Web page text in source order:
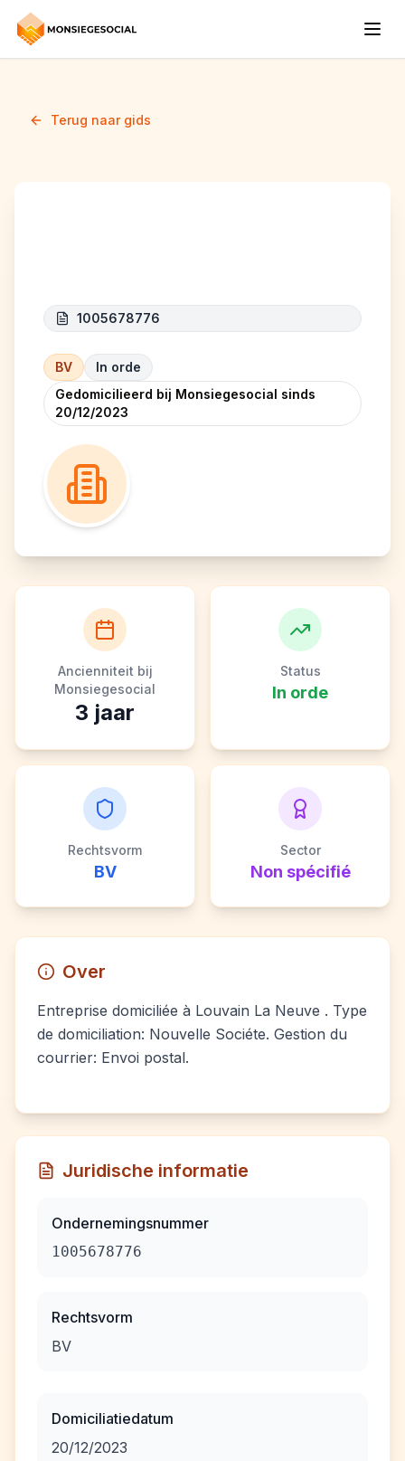
Terug naar gids
1005678776
BV
In orde
Gedomicilieerd bij Monsiegesocial sinds
20/12/2023
Ancienniteit bij
Monsiegesocial
3 jaar
Status
In orde
Rechtsvorm
BV
Sector
Non spécifié
Over
Entreprise domiciliée à Louvain La Neuve . Type
de domiciliation: Nouvelle Sociéte. Gestion du
courrier: Envoi postal.
Juridische informatie
Ondernemingsnummer
1005678776
Rechtsvorm
BV
Domiciliatiedatum
20/12/2023